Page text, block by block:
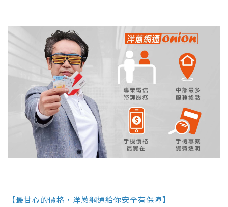
【最甘心的價格，洋蔥網通給你安全有保障】